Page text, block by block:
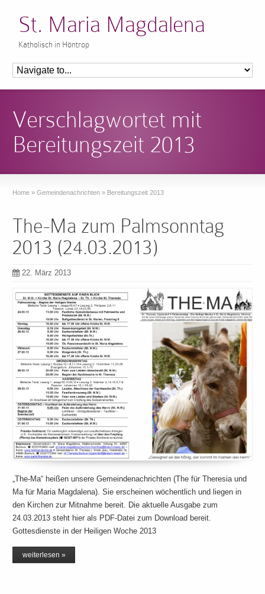
St. Maria Magdalena
Katholisch in Höntrop
Verschlagwortet mit
Bereitungszeit 2013
Home » Gemeindenachrichten » Bereitungszeit 2013
The-Ma zum Palmsonntag
2013 (24.03.2013)
22. März 2013
„The-Ma“ heißen unsere Gemeindenachrichten (The für Theresia und
Ma für Maria Magdalena). Sie erscheinen wöchentlich und liegen in
den Kirchen zur Mitnahme bereit. Die aktuelle Ausgabe zum
24.03.2013 steht hier als PDF-Datei zum Download bereit.
Gottesdienste in der Heiligen Woche 2013
weiterlesen »